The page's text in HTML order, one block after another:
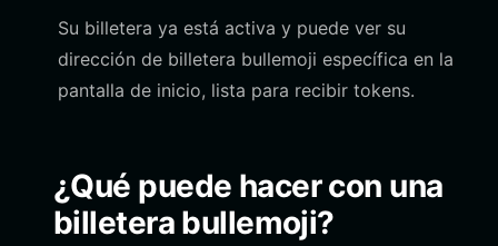
Su billetera ya está activa y puede ver su
dirección de billetera bullemoji específica en la
pantalla de inicio, lista para recibir tokens.
¿Qué puede hacer con una
billetera bullemoji?